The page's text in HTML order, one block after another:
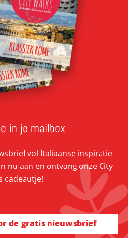
in je mailbox
vol Italiaanse inspiratie
nu aan en ontvang onze City
cadeautje!
de gratis nieuwsbrief